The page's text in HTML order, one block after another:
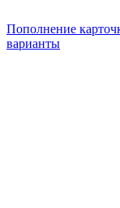
Пополнение
варианты